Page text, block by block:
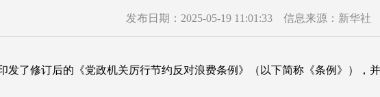
发布日期：2025-05-19 11:01:33 信息来源：新华社
发了修订后的《党政机关厉行节约反对浪费条例》（以下简称《条例》），